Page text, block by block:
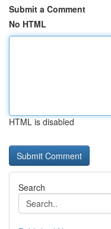
Submit a Comment
No HTML
HTML is disabled
Search